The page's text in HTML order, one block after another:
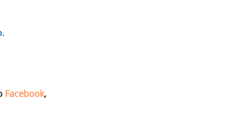
Facebook,